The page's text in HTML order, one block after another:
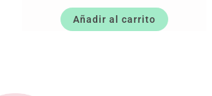
Añadir al carrito